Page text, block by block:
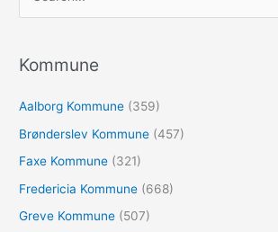
e
t
e
r
Kommune
Aalborg Kommune (359)
Brønderslev Kommune (457)
Faxe Kommune (321)
Fredericia Kommune (668)
Greve Kommune (507)